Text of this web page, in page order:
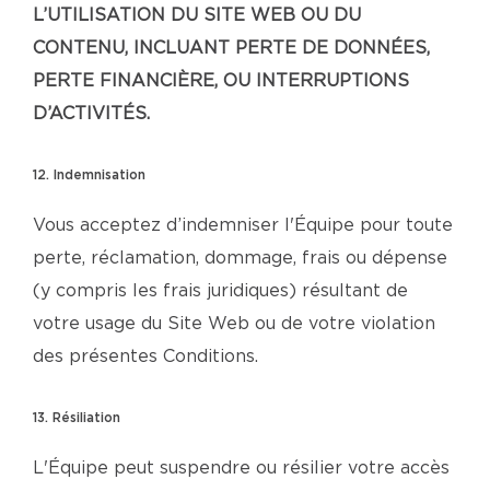
L’UTILISATION DU SITE WEB OU DU
CONTENU, INCLUANT PERTE DE DONNÉES,
PERTE FINANCIÈRE, OU INTERRUPTIONS
D’ACTIVITÉS.
12. Indemnisation
Vous acceptez d’indemniser l'Équipe pour toute
perte, réclamation, dommage, frais ou dépense
(y compris les frais juridiques) résultant de
votre usage du Site Web ou de votre violation
des présentes Conditions.
13. Résiliation
L'Équipe peut suspendre ou résilier votre accès